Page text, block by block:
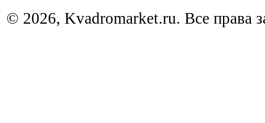
© 2026, Kvadromarket.ru. Все права